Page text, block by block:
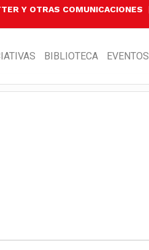
Y OTRAS COMUNICACIONES
BIBLIOTECA EVENTOS